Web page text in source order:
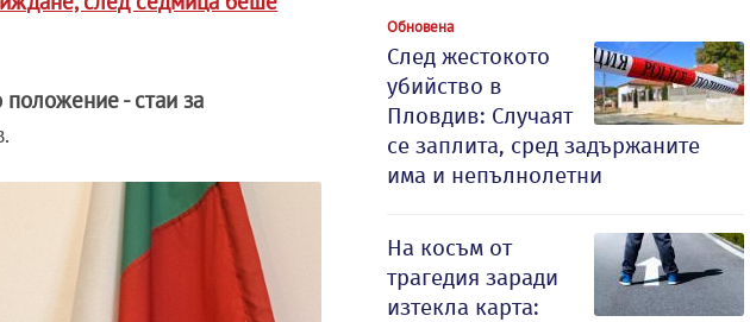
положение - стаи за
Обновена
След жестокото
убийство в
Пловдив: Случаят
се заплита, сред задържаните
има и непълнолетни
На косъм от
трагедия заради
изтекла карта: